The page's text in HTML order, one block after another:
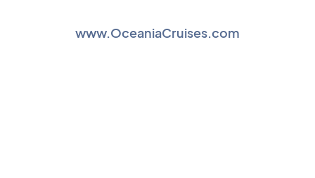
www.OceaniaCruises.com